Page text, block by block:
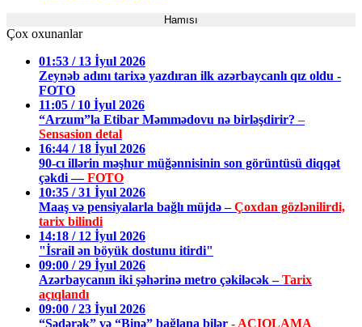
Hamısı
Çox oxunanlar
01:53 / 13 İyul 2026
Zeynəb adını tarixə yazdıran ilk azərbaycanlı qız oldu -
FOTO
11:05 / 10 İyul 2026
“Arzum”la Etibar Məmmədovu nə birləşdirir?–
Sensasion detal
16:44 / 18 İyul 2026
90-cı illərin məşhur müğənnisinin son görüntüsü diqqət
çəkdi —FOTO
10:35 / 31 İyul 2026
Maaş və pensiyalarla bağlı müjdə –Çoxdan gözlənilirdi,
tarix bilindi
14:18 / 12 İyul 2026
"İsrail ən böyük dostunu itirdi"
09:00 / 29 İyul 2026
Azərbaycanın iki şəhərinə metro çəkiləcək –Tarix
açıqlandı
09:00 / 23 İyul 2026
“Sədərək” və “Binə” bağlana bilər - AÇIQLAMA